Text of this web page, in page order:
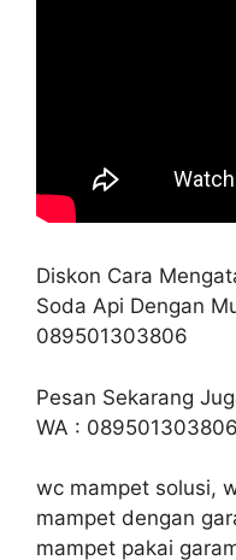
Diskon Cara
Soda Api Dengan
089501303806
Pesan Sekarang
WA : 089501303806
wc mampet solusi,
mampet dengan
mampet pakai